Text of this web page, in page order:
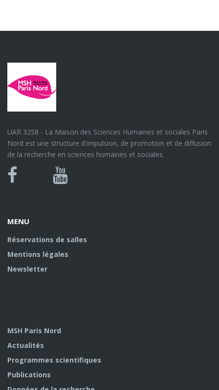
UAR 3258 - La Maison des Sciences Humaines et sociales Paris
Nord est une structure d'impulsion, de promotion et de diffusion
de la recherche en sciences humaines et sociales.
Bluesky
Canal
MENU
Réservations de salles
Mentions légales
Newsletter
MSH Paris Nord
Actualités
Programmes scientifiques
Publications